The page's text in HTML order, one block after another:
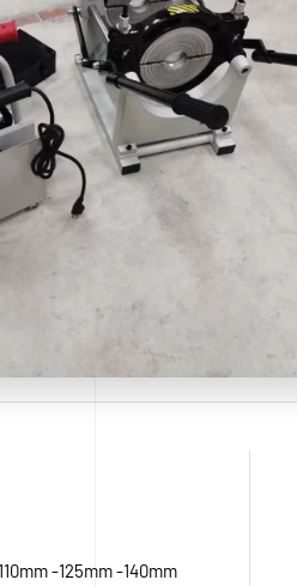
-125mm -140mm